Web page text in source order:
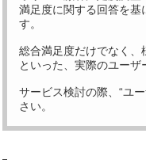
満足度に関する回答を基
す。
総合満足度だけでなく、
といった、実際のユーザ
サービス検討の際、“ユ
さい。